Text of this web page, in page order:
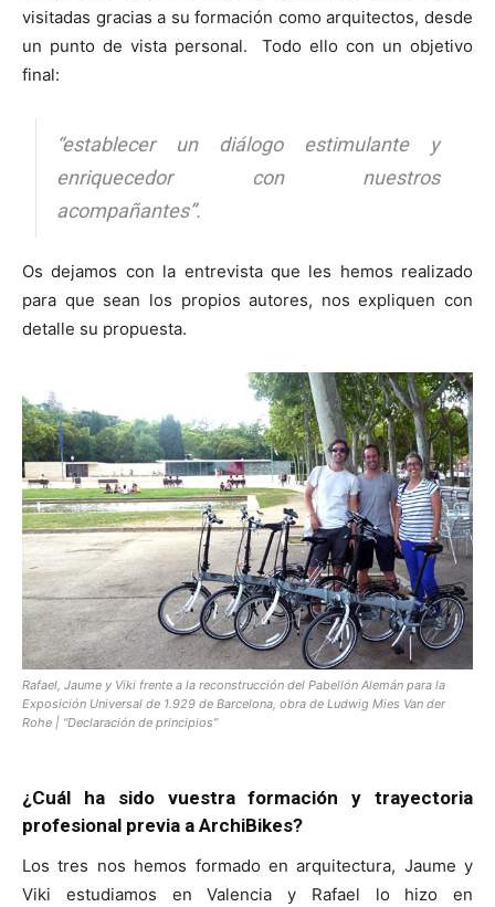
visitadas gracias a su formación como arquitectos, desde
un punto de vista personal. Todo ello con un objetivo
final:
“establecer un diálogo estimulante y
enriquecedor con nuestros
acompañantes”.
Os dejamos con la entrevista que les hemos realizado
para que sean los propios autores, nos expliquen con
detalle su propuesta.
Rafael, Jaume y Viki frente a la reconstrucción del Pabellón Alemán para la
Exposición Universal de 1.929 de Barcelona, obra de Ludwig Mies Van der
Rohe | “Declaración de principios”
¿Cuál ha sido vuestra formación y trayectoria
profesional previa a ArchiBikes?
Los tres nos hemos formado en arquitectura, Jaume y
Viki estudiamos en Valencia y Rafael lo hizo en